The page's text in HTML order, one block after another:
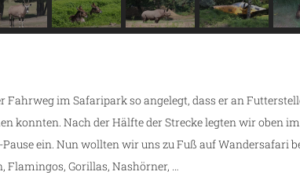
Fahrweg im Safaripark so angelegt, dass er an
konnten. Nach der Hälfte der Strecke legten wir oben
ein. Nun wollten wir uns zu Fuß auf Wandersafari
Flamingos, Gorillas, Nashörner, …